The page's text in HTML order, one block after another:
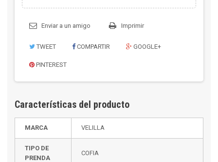
Enviar a un amigo Imprimir
TWEET COMPARTIR GOOGLE+
PINTEREST
Características del producto
MARCA VELILLA
TIPO DE
PRENDA
COFIA